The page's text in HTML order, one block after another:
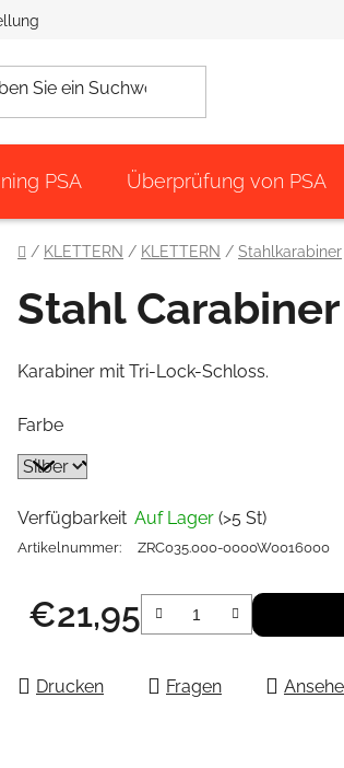
PSA Überprüfung von PSA
Startseite
/ KLETTERN / KLETTERN / Stahlkarabiner
Stahl
Karabiner mit Tri-Lock-Schloss.
Farbe
Verfügbarkeit Auf Lager (>5 St)
Artikelnummer: ZRC035.000-0000W0016000
€21,95
Drucken Fragen